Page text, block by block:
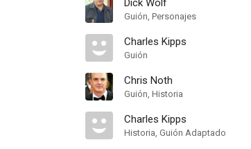
Dick Wolf
Guión, Personajes
Charles Kipps
Guión
Chris Noth
Guión, Historia
Charles Kipps
Historia, Guión Adaptado